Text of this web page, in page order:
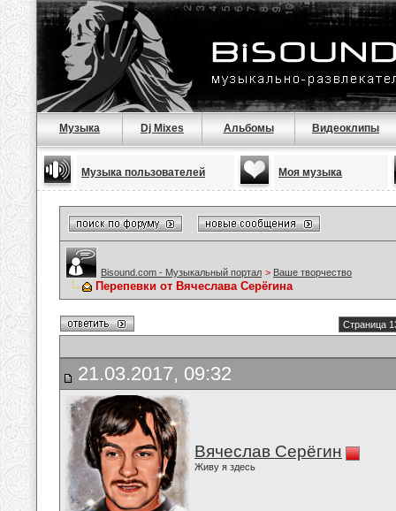
Музыка Dj Mixes Альбомы Видеоклипы
Музыка пользователей Моя музыка
Bisound.com - Музыкальный портал > Ваше творчество
Перепевки от Вячеслава Серёгина
Страница
21.03.2017, 09:32
Вячеслав Серёгин
Живу я здесь